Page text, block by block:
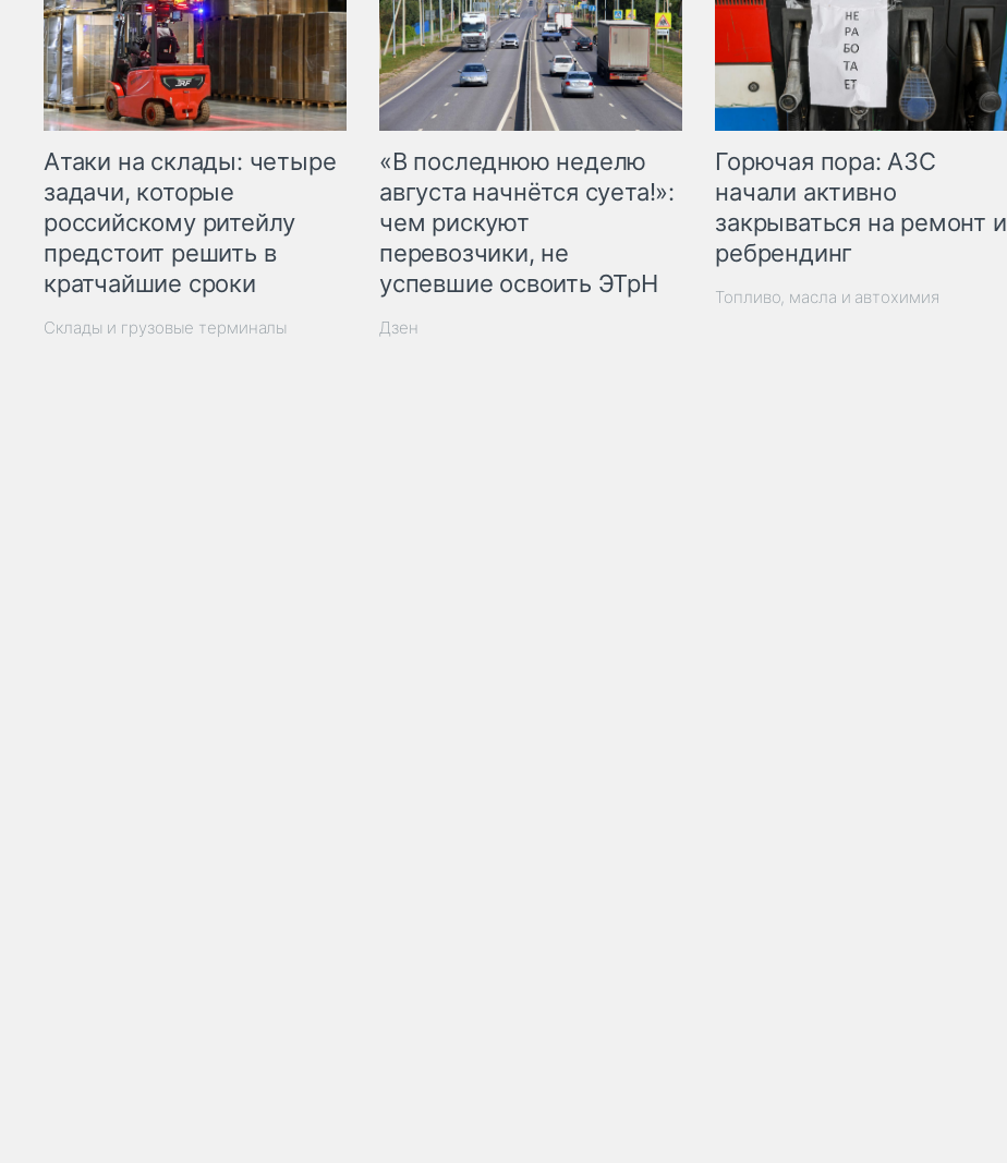
Атаки на склады: четыре
задачи, которые
российскому ритейлу
предстоит решить в
кратчайшие сроки
Склады и грузовые терминалы
«В последнюю неделю
августа начнётся суета!»:
чем рискуют
перевозчики, не
успевшие освоить ЭТрН
Дзен
Горючая пора: АЗС
начали активно
закрываться на ремонт и
ребрендинг
Топливо, масла и автохимия